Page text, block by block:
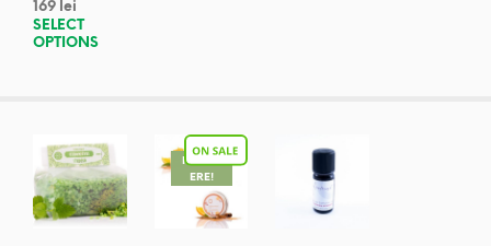
169 lei
SELECT
OPTIONS
REDUC
ERE!